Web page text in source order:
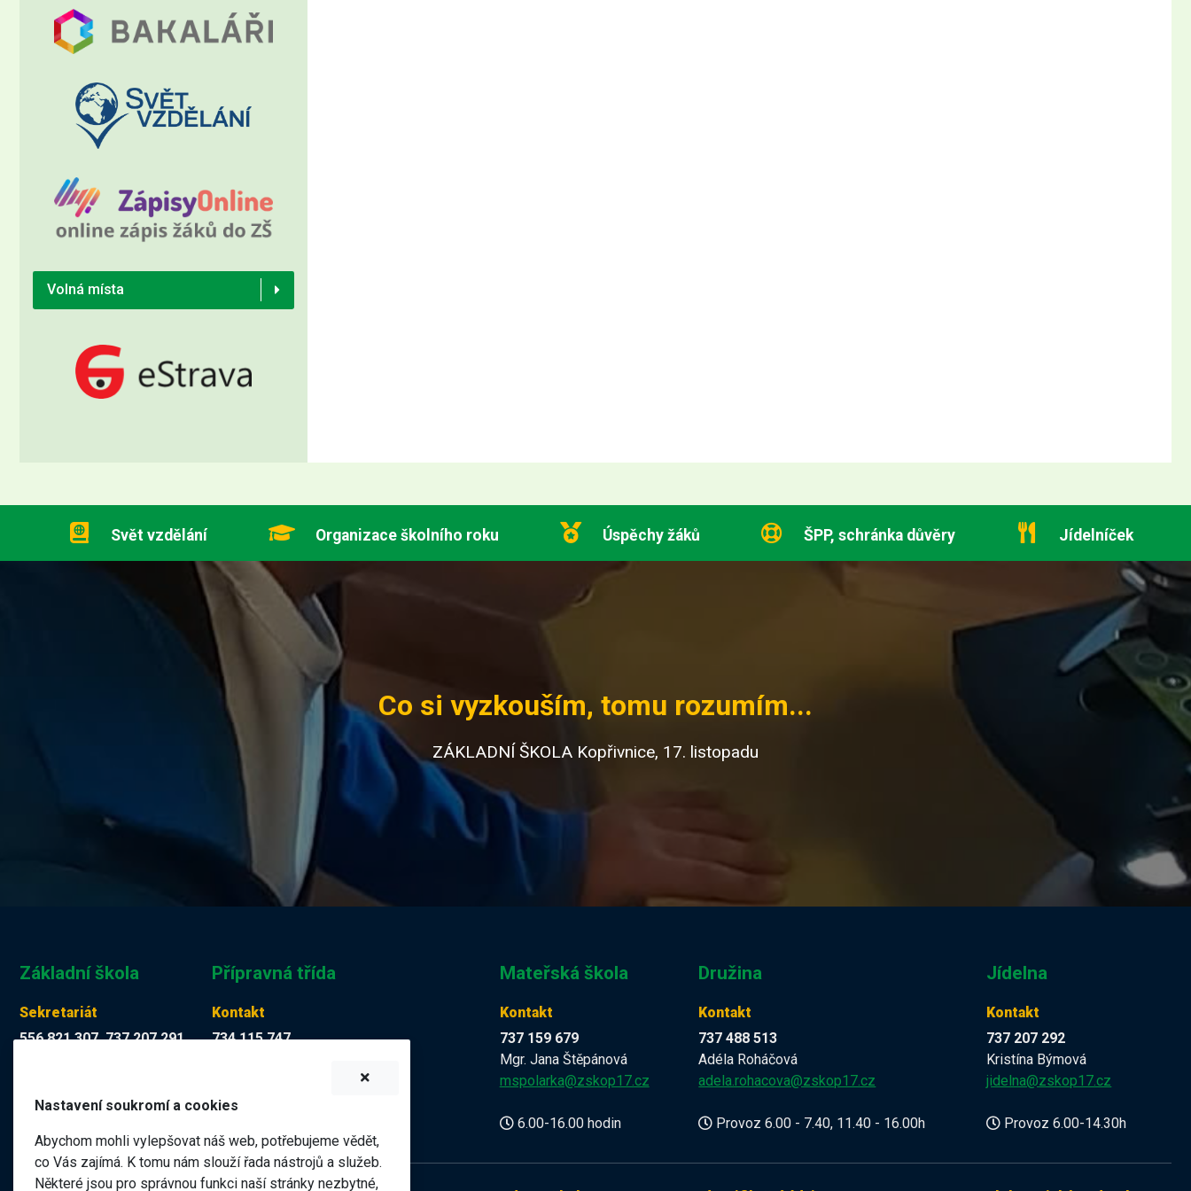
Volná místa
Svět vzdělání Organizace školního roku Úspěchy žáků ŠPP, schránka důvěry Jídelníček
Co si vyzkouším, tomu rozumím...
ZÁKLADNÍ ŠKOLA Kopřivnice, 17. listopadu
Základní škola
Sekretariát
556 821 307, 737 207 291
Přípravná třída
Kontakt
734 115 747
martina.muckova@zskop17.cz
Mateřská škola
Kontakt
737 159 679
Mgr. Jana Štěpánová
mspolarka@zskop17.cz
6.00-16.00 hodin
Družina
Kontakt
737 488 513
Adéla Roháčová
adela.rohacova@zskop17.cz
Provoz 6.00 - 7.40, 11.40 - 16.00h
Jídelna
Kontakt
737 207 292
Kristína Býmová
jidelna@zskop17.cz
Provoz 6.00-14.30h
Nastavení soukromí a cookies
Abychom mohli vylepšovat náš web, potřebujeme vědět,
co Vás zajímá. K tomu nám slouží řada nástrojů a služeb.
Některé jsou pro správnou funkci naší stránky nezbytné,